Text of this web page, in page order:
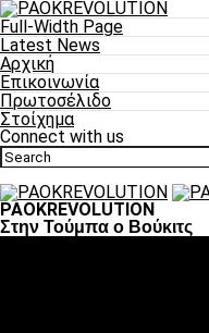
Full-Width Page
Latest News
Αρχική
Επικοινωνία
Πρωτοσέλιδο
Στοίχημα
Connect with us
PAOKREVOLUTION
Στην Τούμπα ο Βούκιτς